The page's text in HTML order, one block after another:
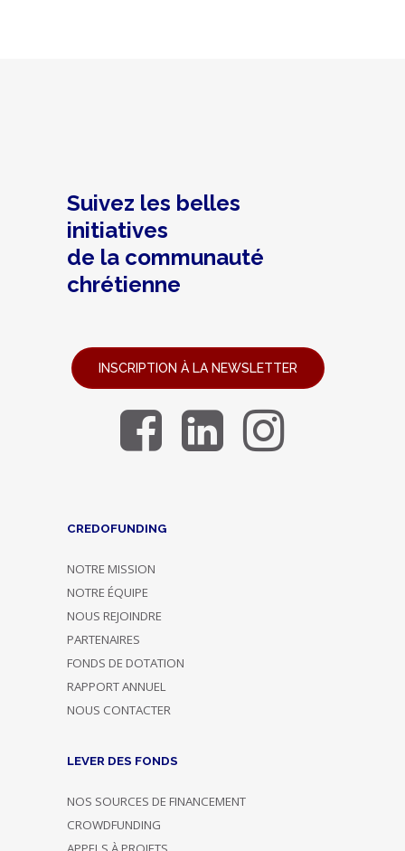
Suivez les belles
initiatives
de la communauté
chrétienne
INSCRIPTION À LA NEWSLETTER
CREDOFUNDING
NOTRE MISSION
NOTRE ÉQUIPE
NOUS REJOINDRE
PARTENAIRES
FONDS DE DOTATION
RAPPORT ANNUEL
NOUS CONTACTER
LEVER DES FONDS
NOS SOURCES DE FINANCEMENT
CROWDFUNDING